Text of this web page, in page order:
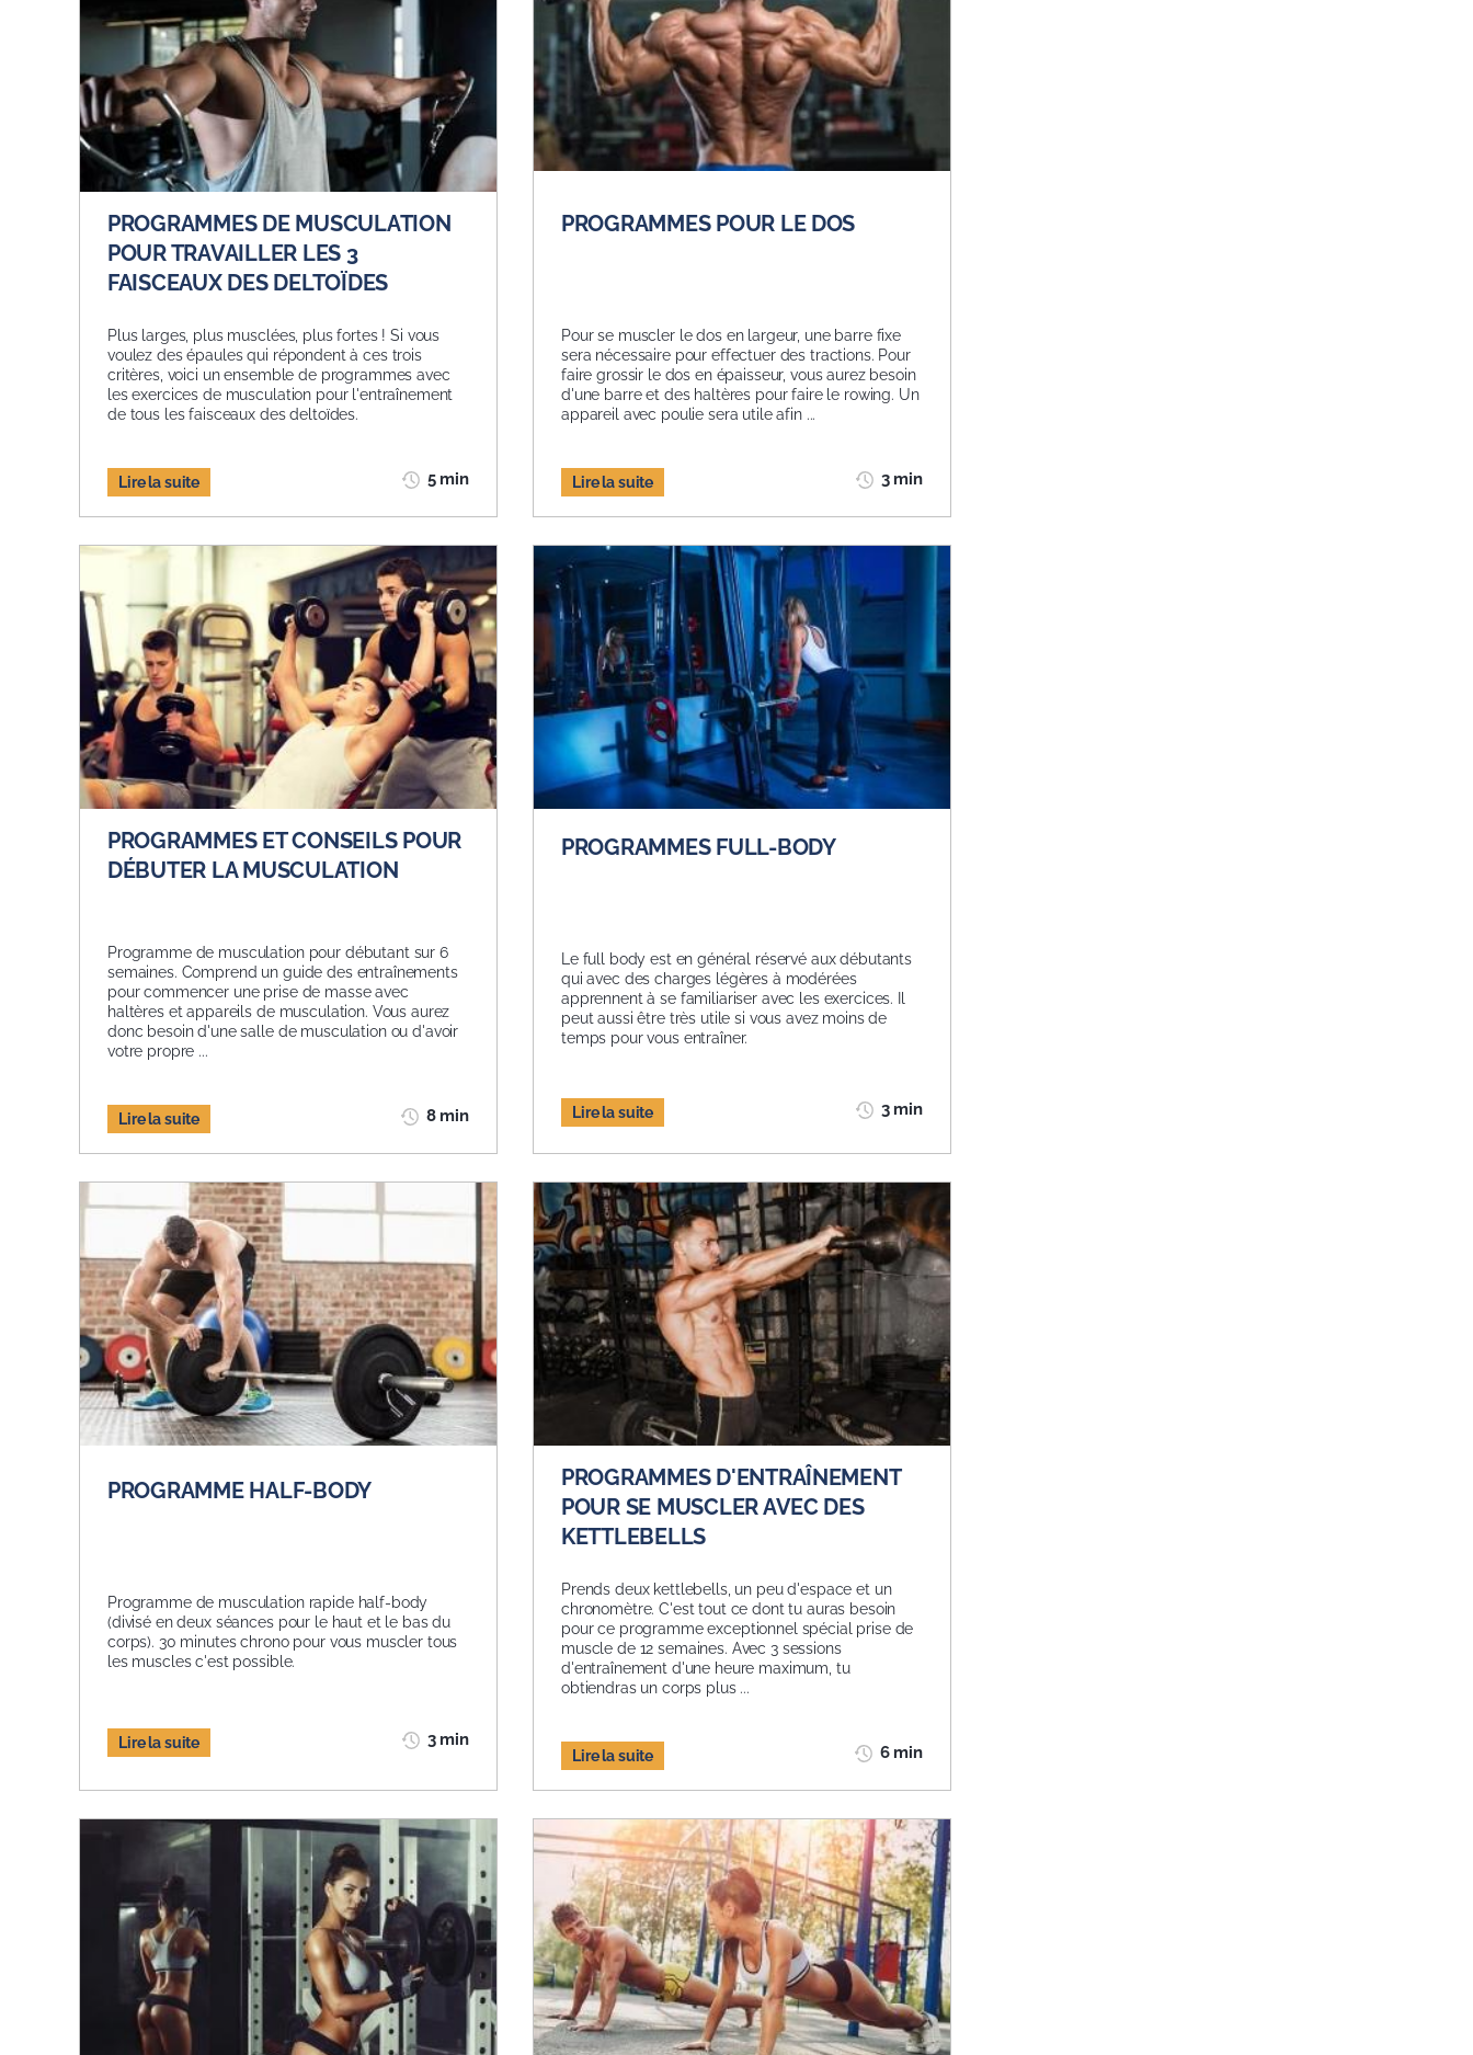
PROGRAMMES DE MUSCULATION
POUR TRAVAILLER LES 3
FAISCEAUX DES DELTOÏDES
Plus larges, plus musclées, plus fortes ! Si vous
voulez des épaules qui répondent à ces trois
critères, voici un ensemble de programmes avec
les exercices de musculation pour l'entraînement
de tous les faisceaux des deltoïdes.
Lire la suite 5 min
PROGRAMMES POUR LE DOS
Pour se muscler le dos en largeur, une barre fixe
sera nécessaire pour effectuer des tractions. Pour
faire grossir le dos en épaisseur, vous aurez besoin
d'une barre et des haltères pour faire le rowing. Un
appareil avec poulie sera utile afin ...
Lire la suite 3 min
PROGRAMMES ET CONSEILS POUR
DÉBUTER LA MUSCULATION
Programme de musculation pour débutant sur 6
semaines. Comprend un guide des entraînements
pour commencer une prise de masse avec
haltères et appareils de musculation. Vous aurez
donc besoin d'une salle de musculation ou d'avoir
votre propre ...
Lire la suite 8 min
PROGRAMMES FULL-BODY
Le full body est en général réservé aux débutants
qui avec des charges légères à modérées
apprennent à se familiariser avec les exercices. Il
peut aussi être très utile si vous avez moins de
temps pour vous entraîner.
Lire la suite 3 min
PROGRAMME HALF-BODY
Programme de musculation rapide half-body
(divisé en deux séances pour le haut et le bas du
corps). 30 minutes chrono pour vous muscler tous
les muscles c'est possible.
Lire la suite 3 min
PROGRAMMES D'ENTRAÎNEMENT
POUR SE MUSCLER AVEC DES
KETTLEBELLS
Prends deux kettlebells, un peu d'espace et un
chronomètre. C'est tout ce dont tu auras besoin
pour ce programme exceptionnel spécial prise de
muscle de 12 semaines. Avec 3 sessions
d'entraînement d'une heure maximum, tu
obtiendras un corps plus ...
Lire la suite 6 min